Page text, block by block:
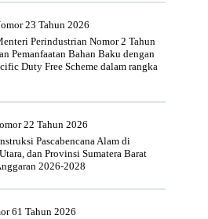
23 Tahun 2026
Perindustrian Nomor 2 Tahun
Pemanfaatan Bahan Baku dengan
Duty Free Scheme dalam rangka
22 Tahun 2026
Pascabencana Alam di
dan Provinsi Sumatera Barat
2026-2028
61 Tahun 2026